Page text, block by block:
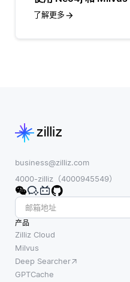
了解更多
business@zilliz.com
4000-zilliz（4000945549）
产品
Zilliz Cloud
Milvus
Deep Searcher
GPTCache